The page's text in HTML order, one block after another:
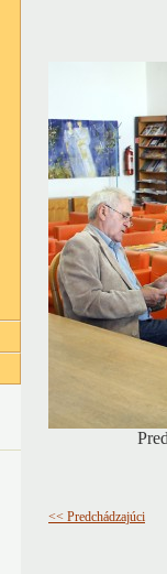
<< Predchádzajúci